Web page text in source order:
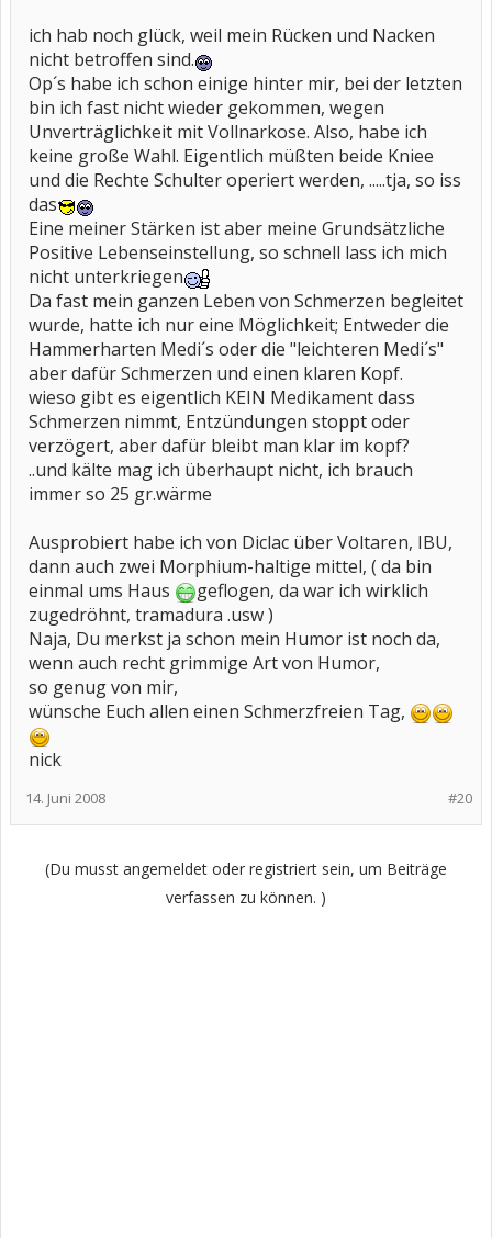
ich hab noch glück, weil mein Rücken und Nacken
nicht betroffen sind.
Op´s habe ich schon einige hinter mir, bei der letzten
bin ich fast nicht wieder gekommen, wegen
Unverträglichkeit mit Vollnarkose. Also, habe ich
keine große Wahl. Eigentlich müßten beide Kniee
und die Rechte Schulter operiert werden, .....tja, so iss
das
Eine meiner Stärken ist aber meine Grundsätzliche
Positive Lebenseinstellung, so schnell lass ich mich
nicht unterkriegen
Da fast mein ganzen Leben von Schmerzen begleitet
wurde, hatte ich nur eine Möglichkeit; Entweder die
Hammerharten Medi´s oder die "leichteren Medi´s"
aber dafür Schmerzen und einen klaren Kopf.
wieso gibt es eigentlich KEIN Medikament dass
Schmerzen nimmt, Entzündungen stoppt oder
verzögert, aber dafür bleibt man klar im kopf?
..und kälte mag ich überhaupt nicht, ich brauch
immer so 25 gr.wärme
Ausprobiert habe ich von Diclac über Voltaren, IBU,
dann auch zwei Morphium-haltige mittel, ( da bin
einmal ums Haus
geflogen, da war ich wirklich
zugedröhnt, tramadura .usw )
Naja, Du merkst ja schon mein Humor ist noch da,
wenn auch recht grimmige Art von Humor,
so genug von mir,
wünsche Euch allen einen Schmerzfreien Tag,
nick
#20
14. Juni 2008
(Du musst angemeldet oder registriert sein, um Beiträge
verfassen zu können. )